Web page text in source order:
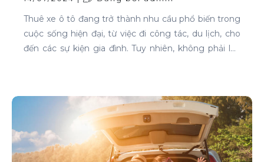
Thuê xe ô tô đang trở thành nhu cầu phổ biến trong
cuộc sống hiện đại, từ việc đi công tác, du lịch, cho
đến các sự kiện gia đình. Tuy nhiên, không phải lúc
cao điểm khi thuê xe ô tô và những lưu ý để thuê xe
một cách thông minh và tiết kiệm.